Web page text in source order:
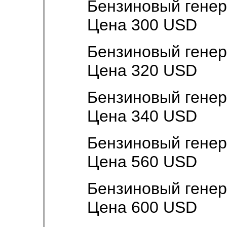
Бензиновый
Цена 300 USD
Бензиновый
Цена 320 USD
Бензиновый
Цена 340 USD
Бензиновый
Цена 560 USD
Бензиновый
Цена 600 USD